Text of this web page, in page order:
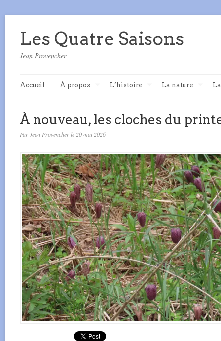
Les Quatre Saisons
Jean Provencher
Accueil À propos L’histoire La nature
À nouveau, les cloches du
Par Jean Provencher le 20 mai 2026